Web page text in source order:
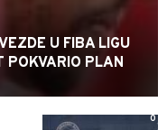
U FIBA LIGU
POKVARIO PLAN
0